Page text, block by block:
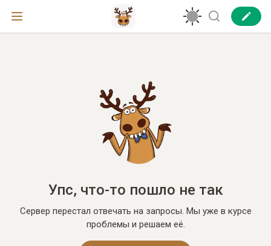
Упс, что-то пошло не так
Сервер перестал отвечать на запросы. Мы уже в курсе
проблемы и решаем её.